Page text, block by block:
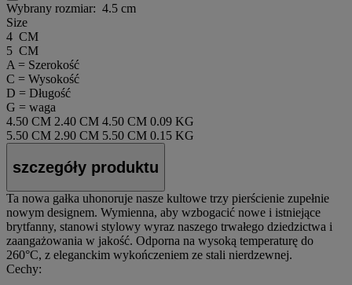
Wybrany rozmiar: 4.5 cm
Size
4 CM
5 CM
A = Szerokość
C = Wysokość
D = Długość
G = waga
4.50 CM 2.40 CM 4.50 CM 0.09 KG
5.50 CM 2.90 CM 5.50 CM 0.15 KG
szczegóły produktu
Ta nowa gałka uhonoruje nasze kultowe trzy pierścienie zupełnie
nowym designem. Wymienna, aby wzbogacić nowe i istniejące
brytfanny, stanowi stylowy wyraz naszego trwałego dziedzictwa i
zaangażowania w jakość. Odporna na wysoką temperaturę do
260°C, z eleganckim wykończeniem ze stali nierdzewnej.
Cechy: